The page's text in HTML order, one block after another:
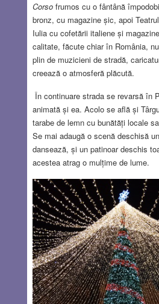
Corsofrumos cu o fântână
bronz, cu magazine șic, apoi
Iulia cu cofetării italiene și
calitate, făcute chiar în România,
plin de muzicieni de stradă,
creează o atmosferă plăcută.
În continuare strada se revarsă în
animată și ea. Acolo se află și
tarabe de lemn cu bunătăți locale
Se mai adaugă o scenă deschisă
dansează, și un patinoar deschis
acestea atrag o mulțime de lume.